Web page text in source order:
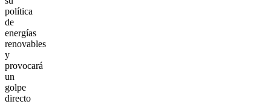
política
de
energías
renovables
y
provocará
un
golpe
directo